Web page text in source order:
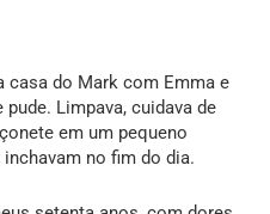
casa do Mark com Emma e
Limpava, cuidava de
em um pequeno
no fim do dia.